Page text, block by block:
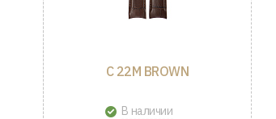
C 22M BROWN
В наличии